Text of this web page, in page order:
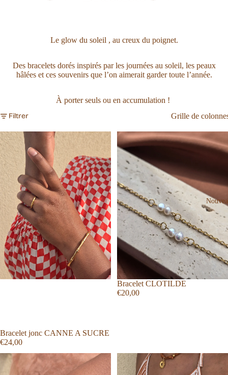
Le glow du soleil , au creux du poignet.
Des bracelets dorés inspirés par les journées au soleil, les peaux
hâlées et ces souvenirs que l’on aimerait garder toute l’année.
À porter seuls ou en accumulation !
Filtrer
Grille de
Bracelet jonc CANNE A SUCRE
€24,00
Bracelet CLOTILDE
€20,00